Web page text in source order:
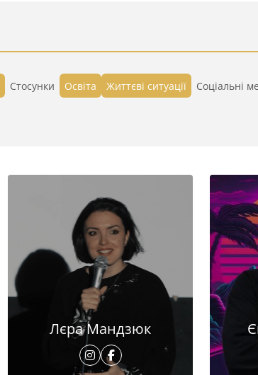
Стосунки Освіта Життєві ситуації Cоціальні
Лєра Мандзюк